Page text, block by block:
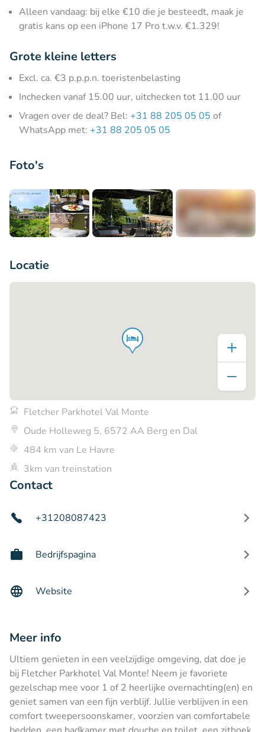
Alleen vandaag: bij elke €10 die je besteedt, maak je
gratis kans op een iPhone 17 Pro t.w.v. €1.329!
Grote kleine letters
Excl. ca. €3 p.p.p.n. toeristenbelasting
Inchecken vanaf 15.00 uur, uitchecken tot 11.00 uur
Vragen over de deal? Bel: +31 88 205 05 05 of
WhatsApp met: +31 88 205 05 05
Foto's
Locatie
Fletcher Parkhotel Val Monte
Oude Holleweg 5, 6572 AA Berg en Dal
484 km van Le Havre
3km van treinstation
Contact
+31208087423
Bedrijfspagina
Website
Meer info
Ultiem genieten in een veelzijdige omgeving, dat doe je
bij Fletcher Parkhotel Val Monte! Neem je favoriete
gezelschap mee voor 1 of 2 heerlijke overnachting(en) en
geniet samen van een fijn verblijf. Jullie verblijven in een
comfort tweepersoonskamer, voorzien van comfortabele